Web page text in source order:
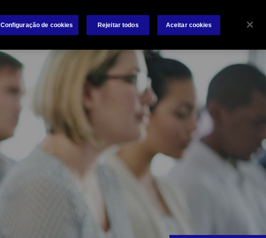
Configuração de cookies Rejeitar todos Aceitar cookies